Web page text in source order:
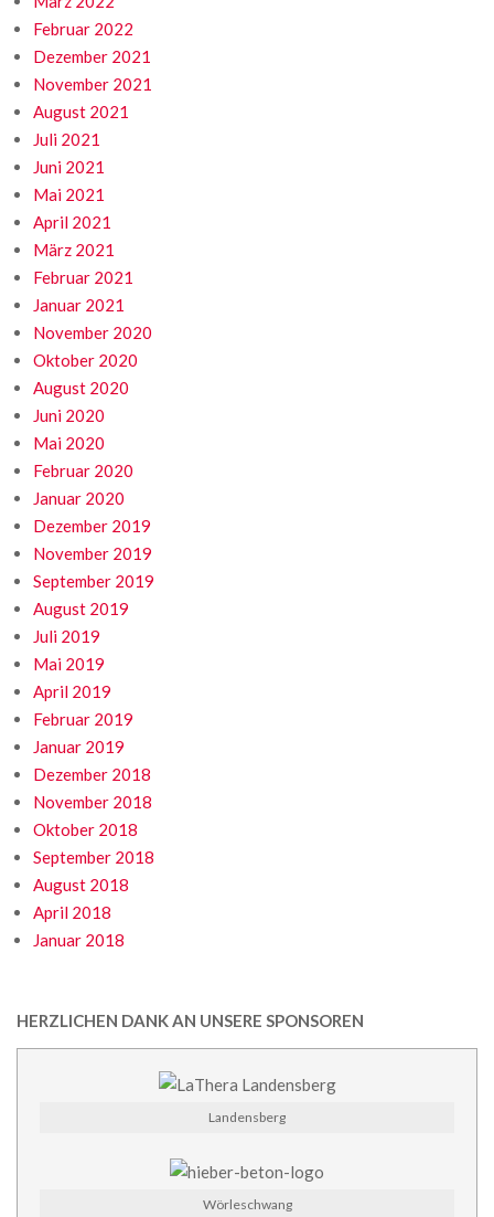
Februar 2022
Dezember 2021
November 2021
August 2021
Juli 2021
Juni 2021
Mai 2021
April 2021
März 2021
Februar 2021
Januar 2021
November 2020
Oktober 2020
August 2020
Juni 2020
Mai 2020
Februar 2020
Januar 2020
Dezember 2019
November 2019
September 2019
August 2019
Juli 2019
Mai 2019
April 2019
Februar 2019
Januar 2019
Dezember 2018
November 2018
Oktober 2018
September 2018
August 2018
April 2018
Januar 2018
HERZLICHEN DANK AN UNSERE SPONSOREN
Landensberg
Wörleschwang